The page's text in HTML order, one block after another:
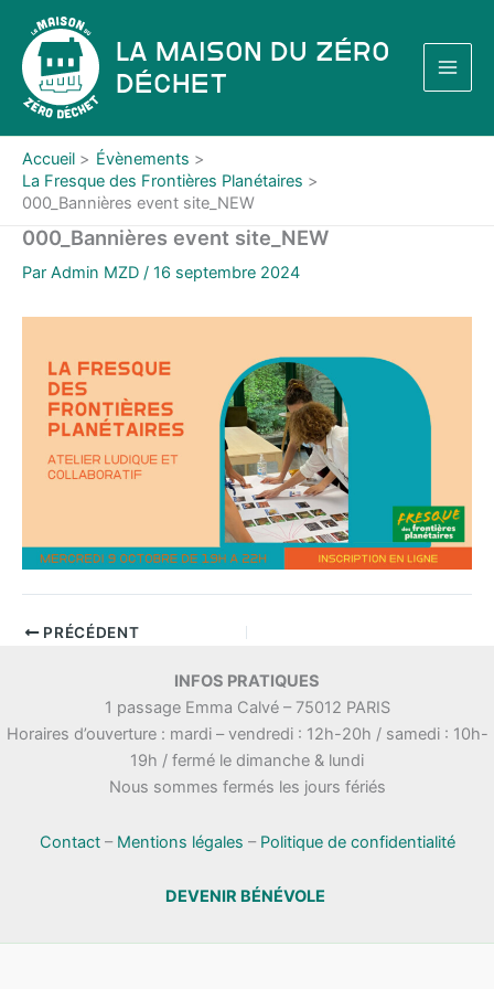
contenu
La Maison du Zéro
Déchet
Accueil
Évènements
La Fresque des Frontières Planétaires
000_Bannières event site_NEW
000_Bannières event site_NEW
Par Admin MZD / 16 septembre 2024
PRÉCÉDENT
INFOS PRATIQUES
1 passage Emma Calvé – 75012 PARIS
Horaires d’ouverture : mardi – vendredi : 12h-20h / samedi : 10h-
19h / fermé le dimanche & lundi
Nous sommes fermés les jours fériés
Contact– Mentions légales – Politique de confidentialité
DEVENIR BÉNÉVOLE